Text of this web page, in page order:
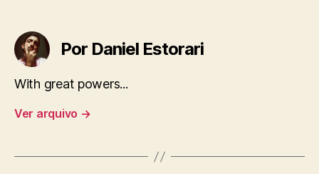
Por Daniel Estorari
With great powers...
Ver arquivo →